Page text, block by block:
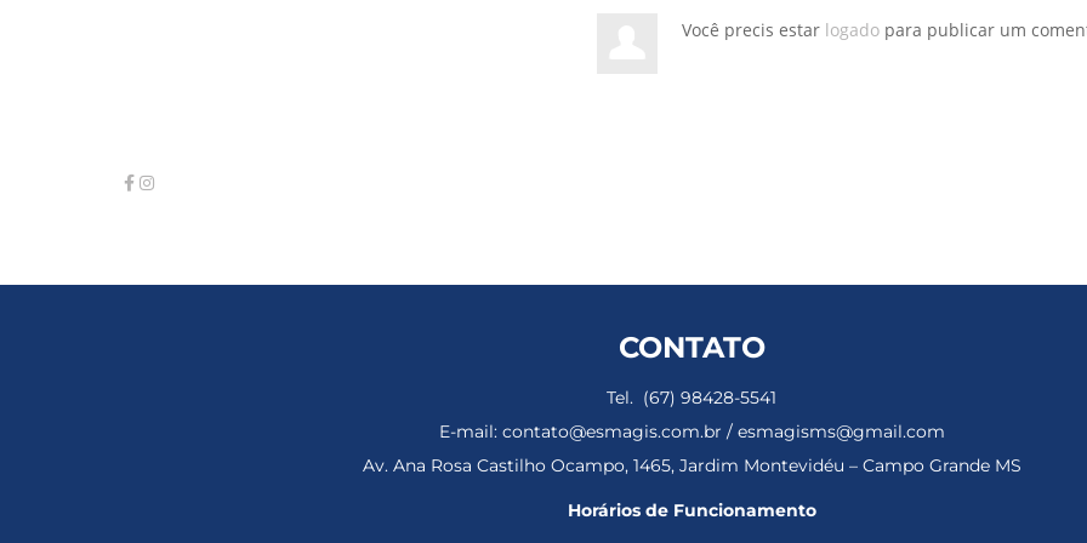
Você precis estar logado para publicar um
CONTATO
Tel. (67) 98428-5541
E-mail: contato@esmagis.com.br / esmagisms@gmail.com
Av. Ana Rosa Castilho Ocampo, 1465, Jardim Montevidéu – Campo Grande MS
Horários de Funcionamento